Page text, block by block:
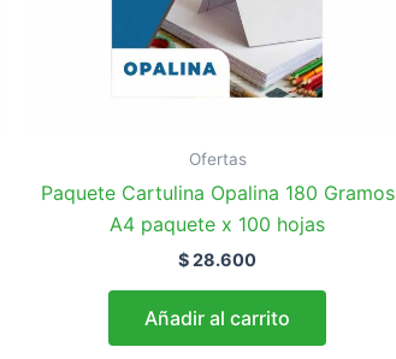
Ofertas
Paquete Cartulina Opalina 180 Gramos
A4 paquete x 100 hojas
$28.600
Añadir al carrito